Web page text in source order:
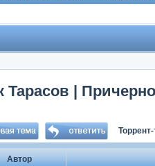
Тарасов |
Автор